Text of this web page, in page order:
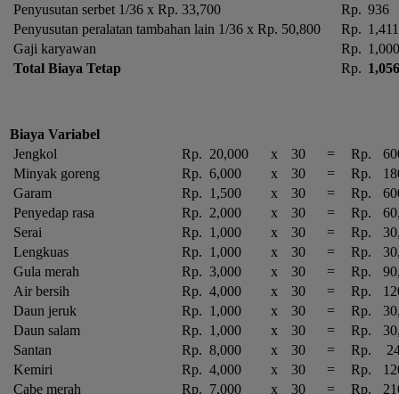
Penyusutan serbet 1/36 x Rp. 33,700
Rp. 936
Penyusutan peralatan tambahan lain 1/36 x Rp. 50,800
Rp. 1,411
Gaji karyawan
Rp.
Total Biaya Tetap
Rp.
Biaya Variabel
Jengkol
Rp. 20,000 x 30 = Rp.
Minyak goreng
Rp. 6,000 x 30 = Rp.
Garam
Rp. 1,500 x 30 = Rp.
Penyedap rasa
Rp. 2,000 x 30 = Rp.
Serai
Rp. 1,000 x 30 = Rp.
Lengkuas
Rp. 1,000 x 30 = Rp.
Gula merah
Rp. 3,000 x 30 = Rp.
Air bersih
Rp. 4,000 x 30 = Rp.
Daun jeruk
Rp. 1,000 x 30 = Rp.
Daun salam
Rp. 1,000 x 30 = Rp.
Santan
Rp. 8,000 x 30 = Rp.
Kemiri
Rp. 4,000 x 30 = Rp.
Cabe merah
Rp. 7,000 x 30 = Rp.